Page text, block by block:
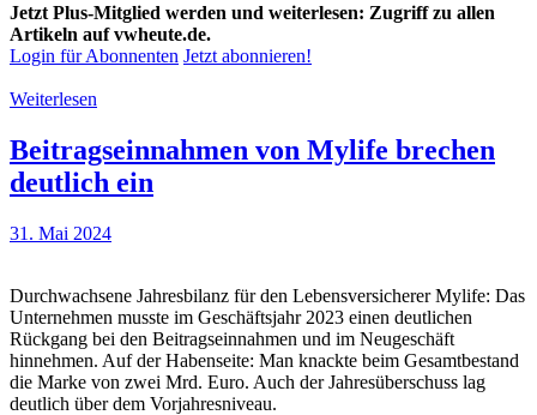
Jetzt Plus-Mitglied werden und weiterlesen: Zugriff zu allen
Artikeln auf vwheute.de.
Login für Abonnenten Jetzt abonnieren!
Weiterlesen
Beitragseinnahmen von Mylife brechen
deutlich ein
31. Mai 2024
Durchwachsene Jahresbilanz für den Lebensversicherer Mylife: Das
Unternehmen musste im Geschäftsjahr 2023 einen deutlichen
Rückgang bei den Beitragseinnahmen und im Neugeschäft
hinnehmen. Auf der Habenseite: Man knackte beim Gesamtbestand
die Marke von zwei Mrd. Euro. Auch der Jahresüberschuss lag
deutlich über dem Vorjahresniveau.